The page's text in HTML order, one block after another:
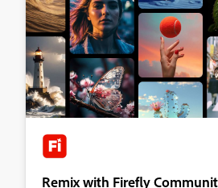
Remix with Firefly